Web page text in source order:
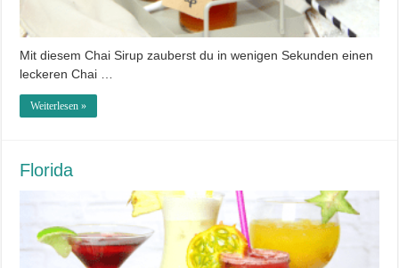
Mit diesem Chai Sirup zauberst du in wenigen Sekunden einen
leckeren Chai …
Weiterlesen »
Florida